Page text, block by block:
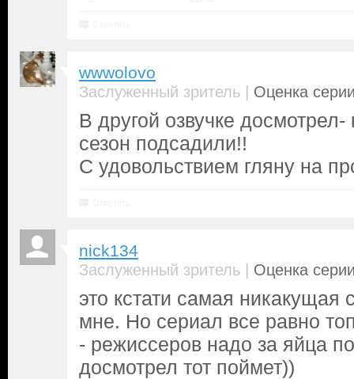
wwwolovo
Заслуженный зритель | Оценка
В другой озвучке
сезон подсадили!!
С удовольствием гляну на
nick134
Заслуженный зритель | Оценка
это кстати самая никакущая
мне. Но сериал все равно
- режиссеров надо за яйца
досмотрел тот поймет))